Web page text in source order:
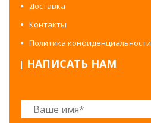
Доставка
Контакты
Политика конфиденциальности
НАПИСАТЬ НАМ